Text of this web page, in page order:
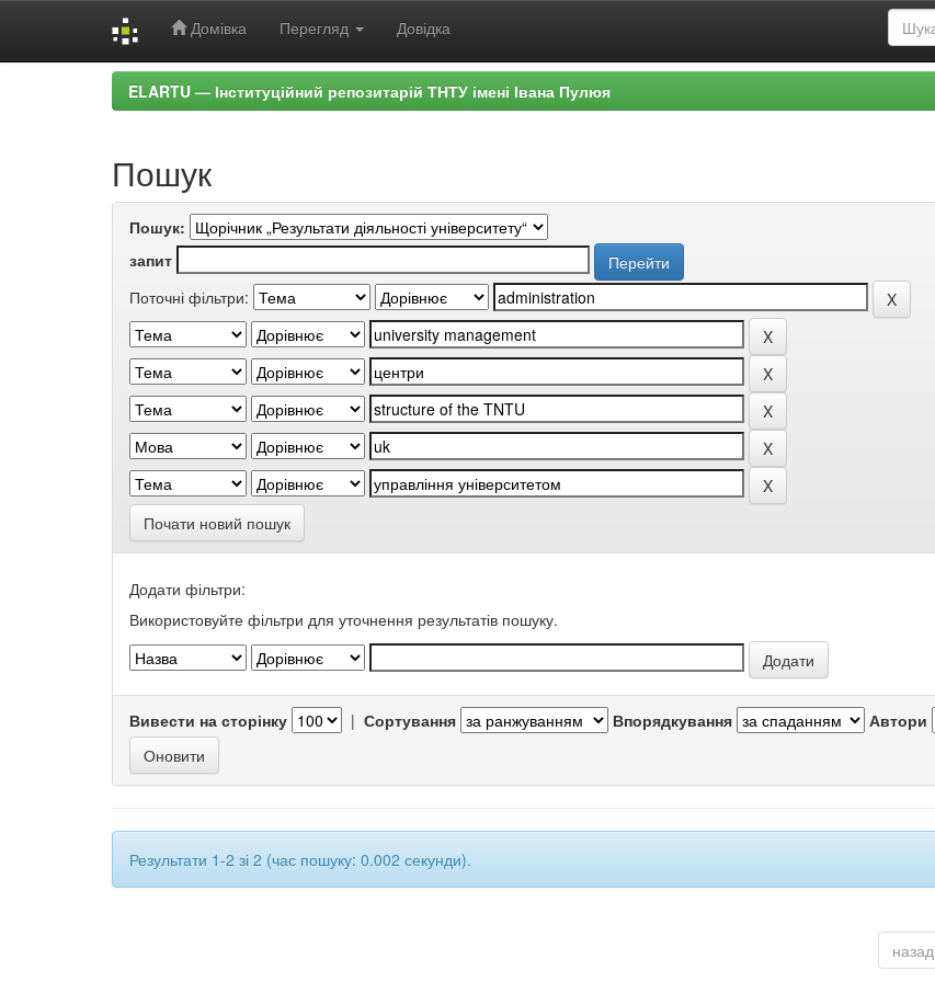
Домівка Перегляд Довідка
ELARTU — Інституційний репозитарій ТНТУ імені Івана Пулюя
Пошук
Пошук:
запит
Поточні фільтри:
Почати новий пошук
Додати фільтри:
Використовуйте фільтри для уточнення результатів пошуку.
Вивести на сторінку | Сортування Впорядкування Автори
Результати 1-2 зі 2 (час пошуку: 0.002 секунди).
назад